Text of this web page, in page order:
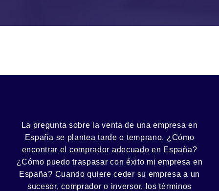
La pregunta sobre la venta de unaempresa en
España se plantea tarde o temprano. ¿Cómo
encontrar el comprador adecuado en España?
¿Cómo puedotraspasar con éxito mi empresa en
España? Cuando quiere ceder su empresa a un
sucesor, comprador o inversor, los términos